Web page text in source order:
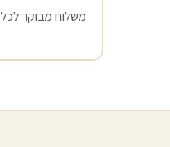
משלוח מבוקר לכל